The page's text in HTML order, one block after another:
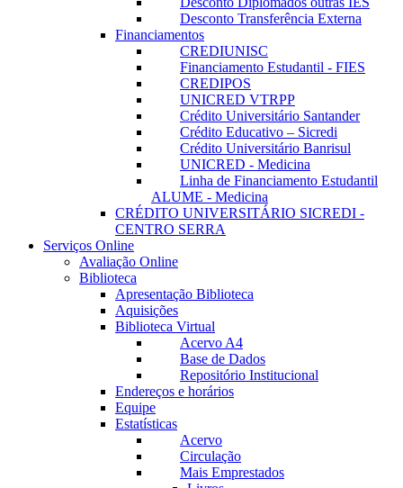
Desconto Transferência Externa
Financiamentos
CREDIUNISC
Financiamento Estudantil - FIES
CREDIPOS
UNICRED VTRPP
Crédito Universitário Santander
Crédito Educativo – Sicredi
Crédito Universitário Banrisul
UNICRED - Medicina
Linha de Financiamento Estudantil
ALUME - Medicina
CRÉDITO UNIVERSITÁRIO SICREDI -
CENTRO SERRA
Serviços Online
Avaliação Online
Biblioteca
Apresentação Biblioteca
Aquisições
Biblioteca Virtual
Acervo A4
Base de Dados
Repositório Institucional
Endereços e horários
Equipe
Estatísticas
Acervo
Circulação
Mais Emprestados